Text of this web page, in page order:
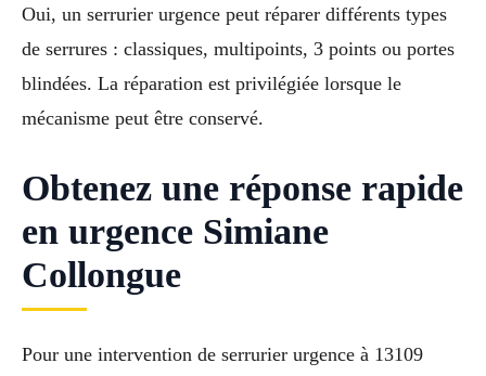
Oui, un serrurier urgence peut réparer différents types
de serrures : classiques, multipoints, 3 points ou portes
blindées. La réparation est privilégiée lorsque le
mécanisme peut être conservé.
Obtenez une réponse rapide
en urgence Simiane
Collongue
Pour une intervention de serrurier urgence à 13109